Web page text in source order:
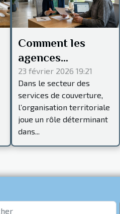
Comment les
agences
régionales
facilitent les
services de
couverture
23 février 2026 19:21
Dans le secteur des
services de couverture,
l’organisation territoriale
joue un rôle déterminant
dans...